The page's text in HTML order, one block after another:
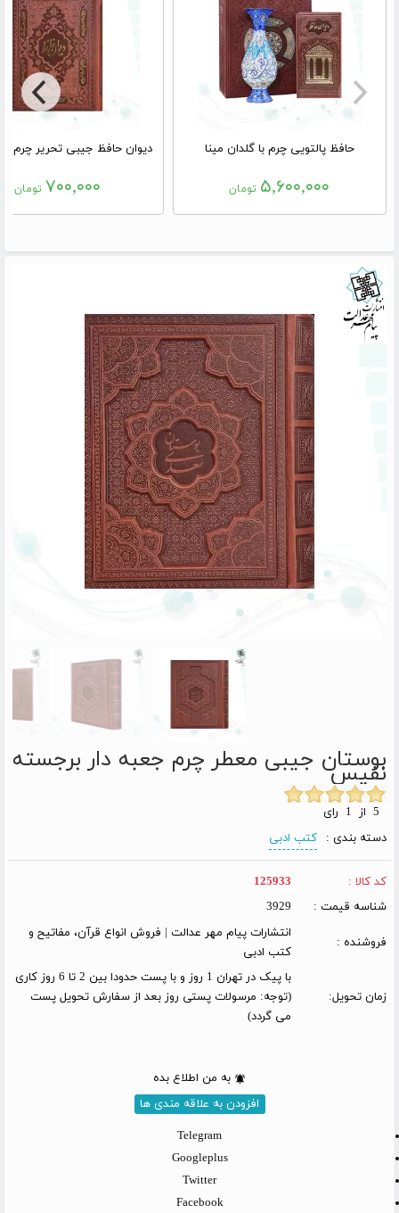
حافظ پالتویی چرم با گلدان مینا
۵,۶۰۰,۰۰۰ تومان
دیوان حافظ جیبی تحریر چرم
۷۰۰,۰۰۰ تومان
بوستان جیبی معطر چرم جعبه دار برجسته
نفیس
دسته بندی :
کتب ادبی
کد کالا :
125933
شناسه قیمت :
3929
فروشنده :
انتشارات پیام مهر عدالت | فروش انواع قرآن، مفاتیح و
کتب ادبی
زمان تحویل:
با پیک در تهران 1 روز و با پست حدودا بین 2 تا 6 روز کاری
(توجه: مرسولات پستی روز بعد از سفارش تحویل پست
می گردد)
به من اطلاع بده
افزودن به علاقه مندی ها
Telegram
Googleplus
Twitter
Facebook